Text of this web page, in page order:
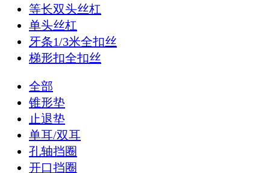
等长双头丝杠
单头丝杠
牙条1/3米全扣丝
梯形扣全扣丝
全部
锥形垫
止退垫
单耳/双耳
孔轴挡圈
开口挡圈